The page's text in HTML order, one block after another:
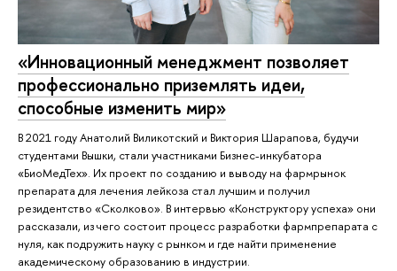
«Инновационный менеджмент позволяет
профессионально приземлять идеи,
способные изменить мир»
В 2021 году Анатолий Виликотский и Виктория Шарапова, будучи
студентами Вышки, стали участниками Бизнес-инкубатора
«БиоМедТех». Их проект по созданию и выводу на фармрынок
препарата для лечения лейкоза стал лучшим и получил
резидентство «Сколково». В интервью «Конструктору успеха» они
рассказали, из чего состоит процесс разработки фармпрепарата с
нуля, как подружить науку с рынком и где найти применение
академическому образованию в индустрии.